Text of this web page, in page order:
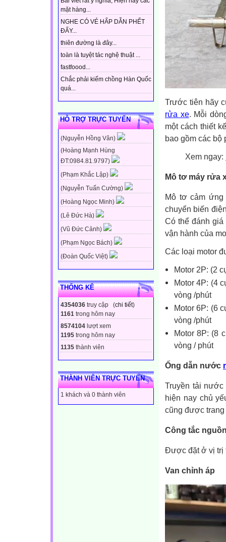
mặt hàng...
NGHE CÓ VẺ HẤP DẪN PHẾT
ĐẤY...
thiên đường là đây...
toàn là tuyệt tác nghệ thuật ...
fastfoood...
Chắc phải kiếm chồng Hàn Quốc
quá...
HỖ TRỢ TRỰC TUYẾN
(Nguyễn Hồng Vân)
(Hoàng Mạnh Hùng
ĐT:0984.81.9797)
(Phạm Khắc Lập)
(Nguyễn Tuấn Cường)
(Hoàng Ngọc Minh)
(Lê Đức Hà)
(Vũ Đức Cảnh)
(Phạm Ngọc Bách)
(Đoàn Quốc Việt)
THỐNG KÊ
4354036 truy cập (chi tiết)
1161 trong hôm nay
8574104 lượt xem
1195 trong hôm nay
1135 thành viên
THÀNH VIÊN TRỰC TUYẾN
1 khách và 0 thành viên
Trước tiên hãy
rửa xe. Mỗi
một cách thiết
bao gồm các bộ
Xem ngay:
Mô tơ máy rửa
Mô tơ cảm ứng
chuyển biến
Có thể đánh
vận hành của
Các loại motor
Motor 2P: (2
Motor 4P: (4
vòng /phút
Motor 6P: (6
vòng /phút
Motor 8P: (8
vòng / phút
Ống dẫn nước
Truyền tải
hiện nay chủ
cũng được trang
Công tắc
Được đặt ở vị trị
Van chỉnh áp